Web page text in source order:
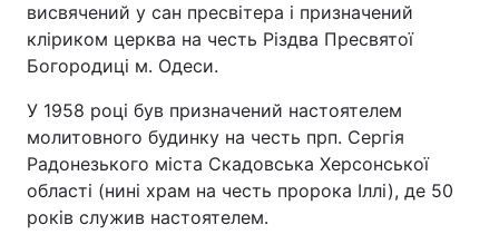
висвячений у сан пресвітера і призначений
кліриком церква на честь Різдва Пресвятої
Богородиці м. Одеси.
У 1958 році був призначений настоятелем
молитовного будинку на честь прп. Сергія
Радонезького міста Скадовська Херсонської
області (нині храм на честь пророка Іллі), де 50
років служив настоятелем.